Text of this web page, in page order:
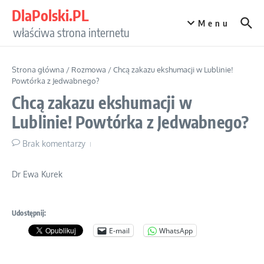
DlaPolski.PL
właściwa strona internetu
Menu
Strona główna / Rozmowa /Chcą zakazu ekshumacji w Lublinie!
Powtórka z Jedwabnego?
Chcą zakazu ekshumacji w
Lublinie! Powtórka z Jedwabnego?
Brak komentarzy
Dr Ewa Kurek
Udostępnij:
E-mail WhatsApp